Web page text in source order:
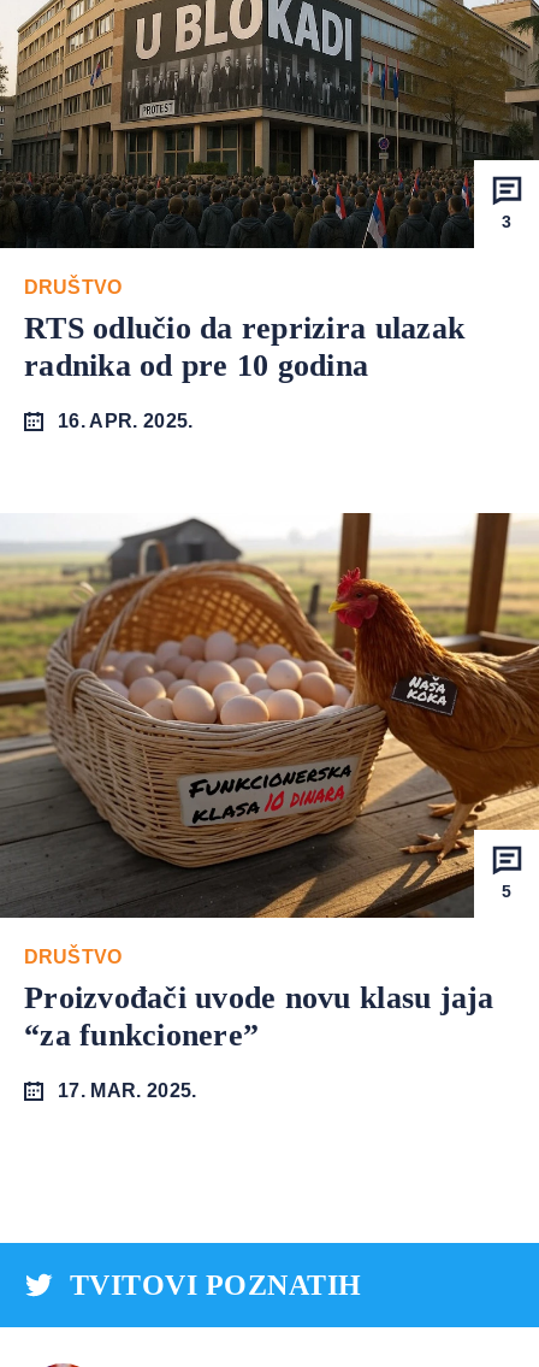
3
DRUŠTVO
RTS odlučio da reprizira ulazak
radnika od pre 10 godina
16. APR. 2025.
5
DRUŠTVO
Proizvođači uvode novu klasu jaja
“za funkcionere”
17. MAR. 2025.
TVITOVI POZNATIH